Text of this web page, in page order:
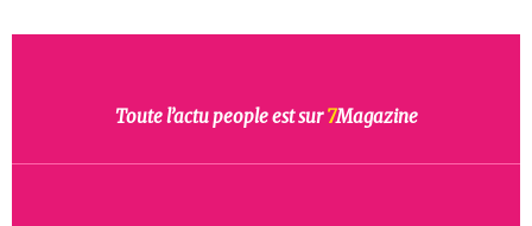
Toute l’actu people est sur7Magazine